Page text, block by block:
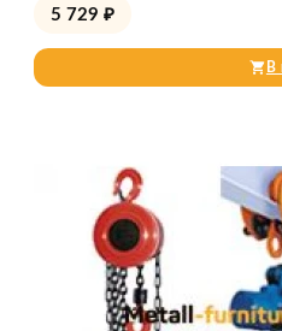
5 729 ₽
В